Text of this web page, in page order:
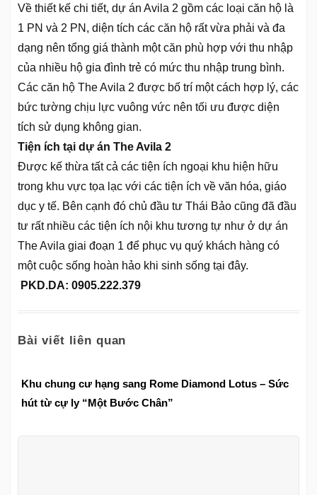
Về thiết kế chi tiết, dự án Avila 2 gồm các loại căn hộ là
1 PN và 2 PN, diện tích các căn hộ rất vừa phải và đa
dạng nên tổng giá thành một căn phù hợp với thu nhập
của nhiều hộ gia đình trẻ có mức thu nhập trung bình.
Các căn hộ The Avila 2 được bố trí một cách hợp lý, các
bức tường chịu lực vuông vức nên tối ưu được diện
tích sử dụng không gian.
Tiện ích tại dự án The Avila 2
Được kế thừa tất cả các tiện ích ngoại khu hiện hữu
trong khu vực tọa lạc với các tiện ích về văn hóa, giáo
dục y tế. Bên cạnh đó chủ đầu tư Thái Bảo cũng đã đầu
tư rất nhiều các tiện ích nội khu tương tự như ở dự án
The Avila giai đoạn 1 để phục vụ quý khách hàng có
một cuộc sống hoàn hảo khi sinh sống tại đây.
PKD.DA: 0905.222.379
Bài viết liên quan
Khu chung cư hạng sang Rome Diamond Lotus – Sức
hút từ cự ly “Một Bước Chân”